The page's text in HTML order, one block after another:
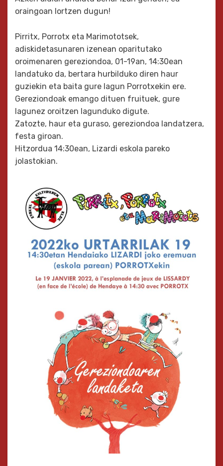
oraingoan lortzen dugun!
Pirritx, Porrotx eta Marimototsek,
adiskidetasunaren izenean oparitutako
oroimenaren gereziondoa, 01-19an, 14:30ean
landatuko da, bertara hurbilduko diren haur
guziekin eta baita gure lagun Porrotxekin ere.
Gereziondoak emango dituen fruituek, gure
lagunez oroitzen lagunduko digute.
Zatozte, haur eta guraso, gereziondoa landatzera,
festa giroan.
Hitzordua 14:30ean, Lizardi eskola pareko
jolastokian.